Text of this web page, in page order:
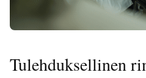
Tulehduksellinen